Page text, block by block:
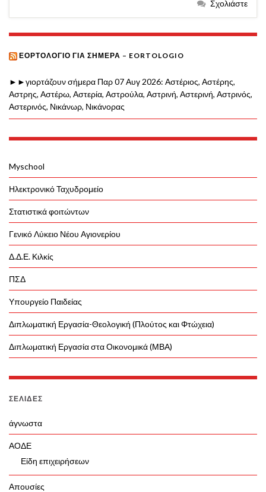
Σχολιάστε
ΕΟΡΤΟΛΌΓΙΟ ΓΙΑ ΣΉΜΕΡΑ – EORTOLOGIO
►►γιορτάζουν σήμερα Παρ 07 Αυγ 2026: Αστέριος, Αστέρης,
Αστρης, Αστέρω, Αστερία, Αστρούλα, Αστρινή, Αστερινή, Αστρινός,
Αστερινός, Νικάνωρ, Νικάνορας
Myschool
Ηλεκτρονικό Ταχυδρομείο
Στατιστικά φοιτώντων
Γενικό Λύκειο Νέου Αγιονερίου
Δ.Δ.Ε. Κιλκίς
ΠΣΔ
Υπουργείο Παιδείας
Διπλωματική Εργασία-Θεολογική (Πλούτος και Φτώχεια)
Διπλωματική Εργασία στα Οικονομικά (ΜΒΑ)
ΣΕΛΊΔΕΣ
άγνωστα
ΑΟΔΕ
Είδη επιχειρήσεων
Απουσίες